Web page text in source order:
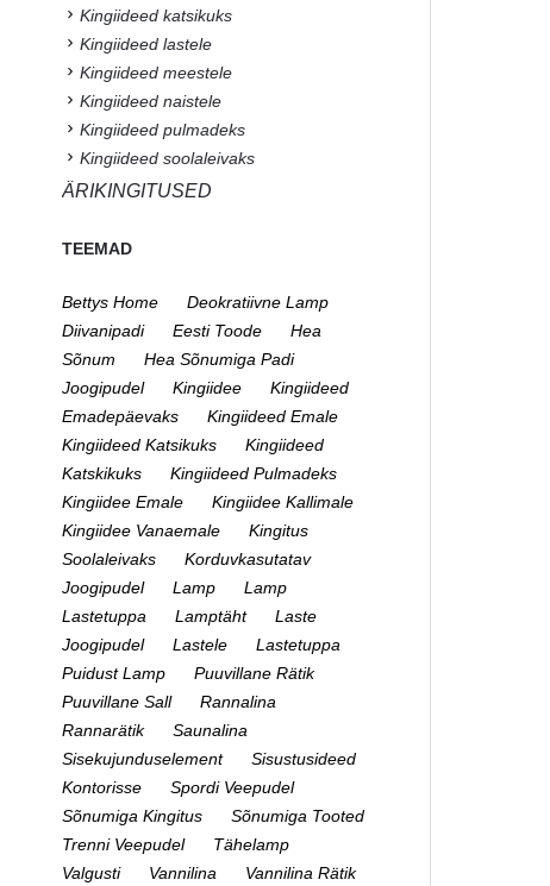
Kingiideed katsikuks
Kingiideed lastele
Kingiideed meestele
Kingiideed naistele
Kingiideed pulmadeks
Kingiideed soolaleivaks
ÄRIKINGITUSED
TEEMAD
Bettys Home
Deokratiivne Lamp
Diivanipadi
Eesti Toode
Hea
Sõnum
Hea Sõnumiga Padi
Joogipudel
Kingiidee
Kingiideed
Emadepäevaks
Kingiideed Emale
Kingiideed Katsikuks
Kingiideed
Katskikuks
Kingiideed Pulmadeks
Kingiidee Emale
Kingiidee Kallimale
Kingiidee Vanaemale
Kingitus
Soolaleivaks
Korduvkasutatav
Joogipudel
Lamp
Lamp
Lastetuppa
Lamptäht
Laste
Joogipudel
Lastele
Lastetuppa
Puidust Lamp
Puuvillane Rätik
Puuvillane Sall
Rannalina
Rannarätik
Saunalina
Sisekujunduselement
Sisustusideed
Kontorisse
Spordi Veepudel
Sõnumiga Kingitus
Sõnumiga Tooted
Trenni Veepudel
Tähelamp
Valgusti
Vannilina
Vannilina Rätik